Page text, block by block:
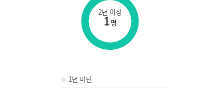
2년 이상
1명
1년 미만 -
-